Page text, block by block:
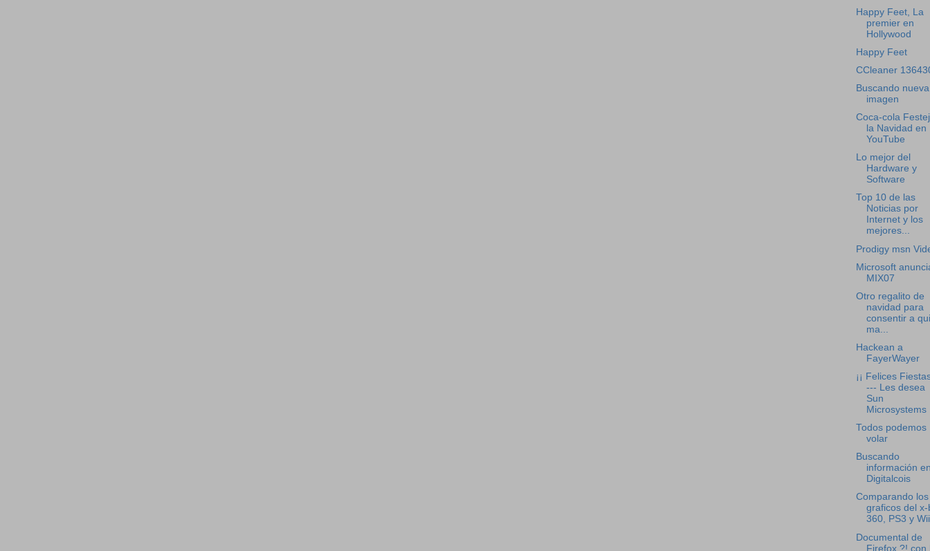
Happy Feet, La
premier en
Hollywood
Happy Feet
CCleaner
Buscando nueva
imagen
Coca-cola
la Navidad en
YouTube
Lo mejor del
Hardware y
Software
Top 10 de las
Noticias por
Internet y los
mejores...
Prodigy msn
Microsoft
MIX07
Otro regalito de
navidad para
consentir a
ma...
Hackean a
FayerWayer
¡¡ Felices
--- Les desea
Sun
Microsystems
Todos podemos
volar
Buscando
información
Digitalcois
Comparando los
graficos del x-
360, PS3 y Wii
Documental de
Firefox ?! con